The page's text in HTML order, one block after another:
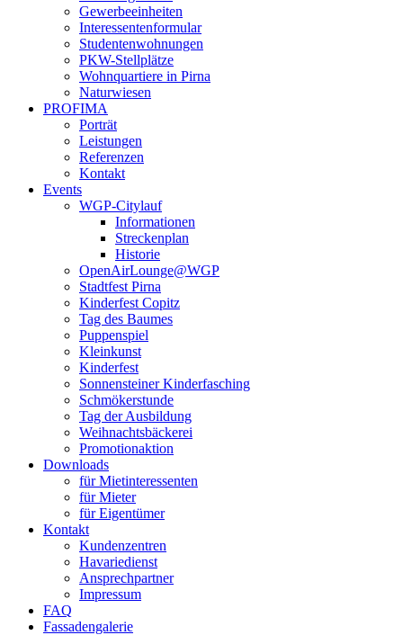
Gewerbeeinheiten
Interessentenformular
Studentenwohnungen
PKW-Stellplätze
Wohnquartiere in Pirna
Naturwiesen
PROFIMA
Porträt
Leistungen
Referenzen
Kontakt
Events
WGP-Citylauf
Informationen
Streckenplan
Historie
OpenAirLounge@WGP
Stadtfest Pirna
Kinderfest Copitz
Tag des Baumes
Puppenspiel
Kleinkunst
Kinderfest
Sonnensteiner Kinderfasching
Schmökerstunde
Tag der Ausbildung
Weihnachtsbäckerei
Promotionaktion
Downloads
für Mietinteressenten
für Mieter
für Eigentümer
Kontakt
Kundenzentren
Havariedienst
Ansprechpartner
Impressum
FAQ
Fassadengalerie